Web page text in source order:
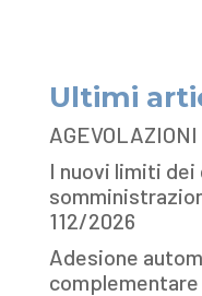
Ultimi
I nuovi limiti
112/2026
Adesione
complementare